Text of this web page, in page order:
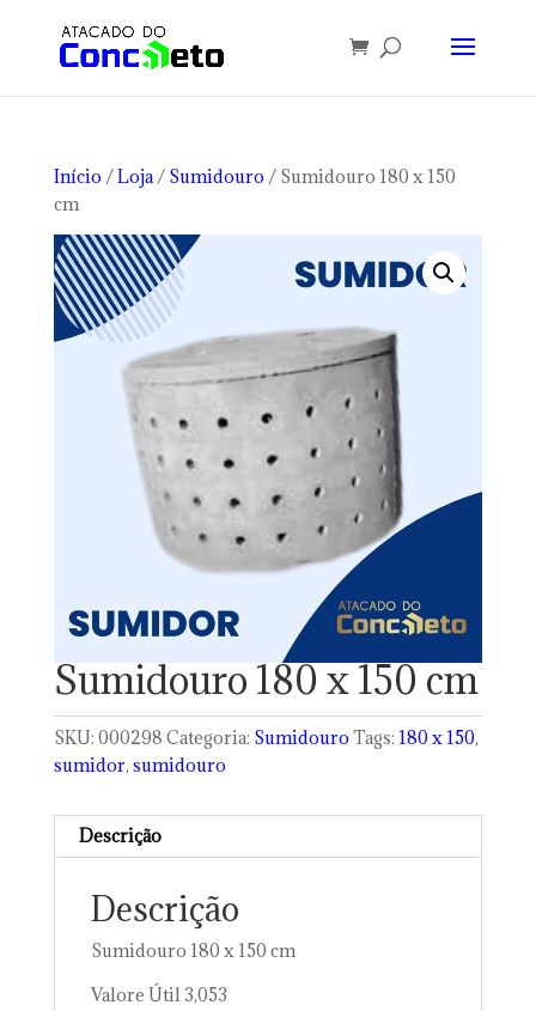
Início /Loja/ Sumidouro / Sumidouro 180 x 150
cm
Sumidouro 180 x 150 cm
SKU: 000298 Categoria: Sumidouro Tags: 180 x 150,
sumidor, sumidouro
Descrição
Descrição
Sumidouro 180 x 150 cm
Valore Útil 3,053